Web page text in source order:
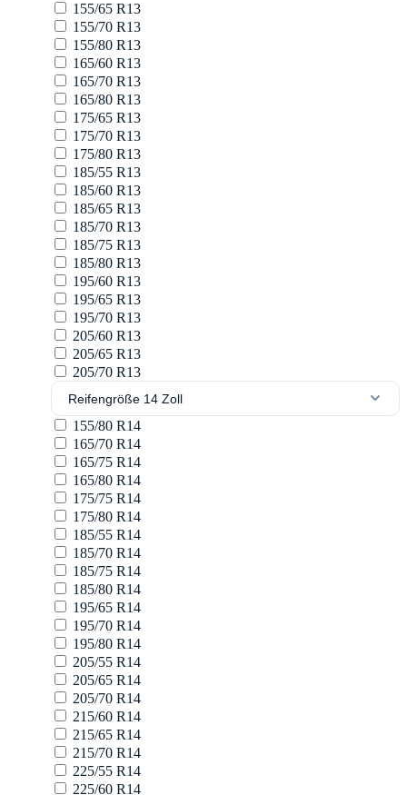
155/65 R13
155/70 R13
155/80 R13
165/60 R13
165/70 R13
165/80 R13
175/65 R13
175/70 R13
175/80 R13
185/55 R13
185/60 R13
185/65 R13
185/70 R13
185/75 R13
185/80 R13
195/60 R13
195/65 R13
195/70 R13
205/60 R13
205/65 R13
205/70 R13
Reifengröße 14 Zoll
155/80 R14
165/70 R14
165/75 R14
165/80 R14
175/75 R14
175/80 R14
185/55 R14
185/70 R14
185/75 R14
185/80 R14
195/65 R14
195/70 R14
195/80 R14
205/55 R14
205/65 R14
205/70 R14
215/60 R14
215/65 R14
215/70 R14
225/55 R14
225/60 R14